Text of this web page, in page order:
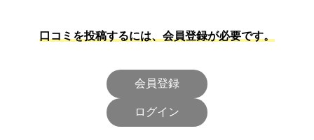
口コミを投稿するには、会員登録が必要です。
会員登録
ログイン